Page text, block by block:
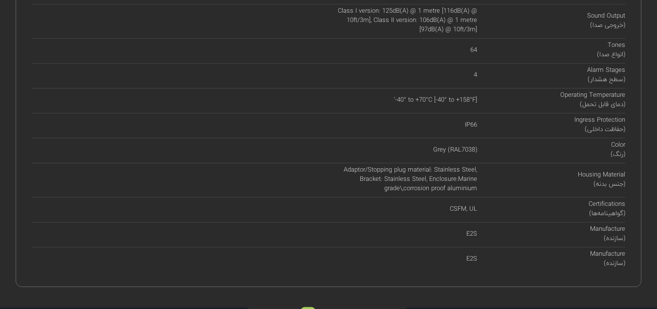
Sound Output
(خروجی صدا)
Class I version: 125dB(A) @ 1 metre [116dB(A) @
10ft/3m], Class II version: 106dB(A) @ 1 metre
[97dB(A) @ 10ft/3m]
Tones
(انواع صدا)
64
Alarm Stages
(سطح هشدار)
4
Operating Temperature
(دمای قابل تحمل)
'-40° to +70°C [-40° to +158°F]
Ingress Protection
(حفاظت داخلی)
IP66
Color
(رنگ)
Grey (RAL7038)
Housing Material
(جنس بدنه)
Adaptor/Stopping plug material: Stainless Steel,
Bracket: Stainless Steel, Enclosure:Marine
grade\,corrosion proof aluminium
Certifications
(گواهینامه‌ها)
CSFM, UL
Manufacture
(سازنده)
E2S
Manufacture
(سازنده)
E2S